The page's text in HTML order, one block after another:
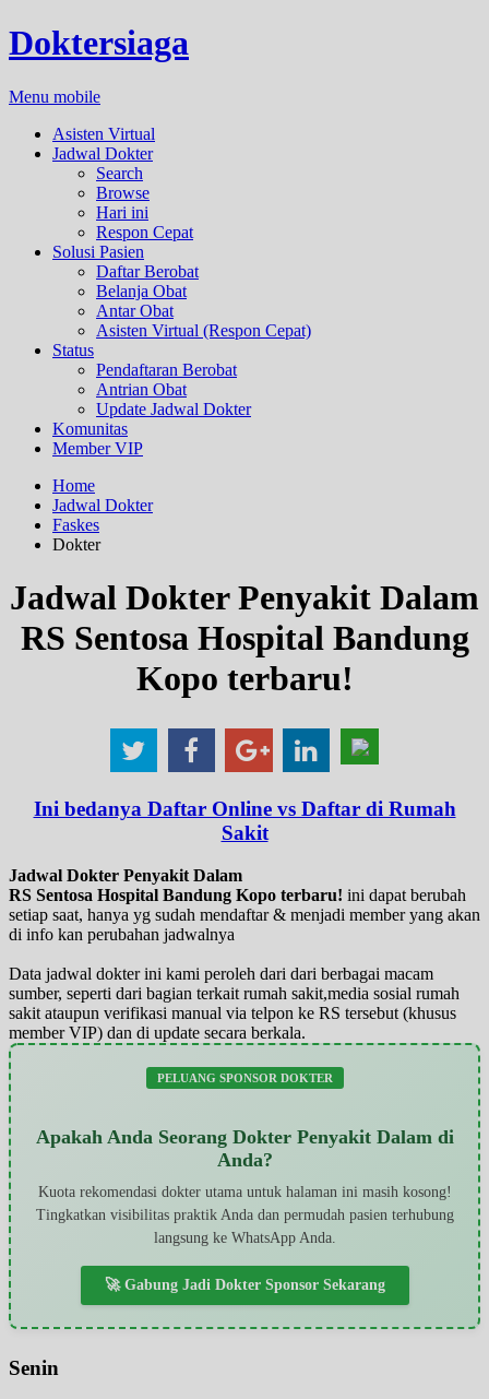
Doktersiaga
Menu mobile
Asisten Virtual
Jadwal Dokter
Search
Browse
Hari ini
Respon Cepat
Solusi Pasien
Daftar Berobat
Belanja Obat
Antar Obat
Asisten Virtual (Respon Cepat)
Status
Pendaftaran Berobat
Antrian Obat
Update Jadwal Dokter
Komunitas
Member VIP
Home
Jadwal Dokter
Faskes
Dokter
Jadwal Dokter Penyakit Dalam
RS Sentosa Hospital Bandung
Kopo terbaru!
Ini bedanya Daftar Online vs Daftar di Rumah
Sakit
Jadwal Dokter Penyakit Dalam
RS Sentosa Hospital Bandung Kopo terbaru! ini dapat berubah
setiap saat, hanya yg sudah mendaftar & menjadi member yang akan
di info kan perubahan jadwalnya
Data jadwal dokter ini kami peroleh dari dari berbagai macam
sumber, seperti dari bagian terkait rumah sakit,media sosial rumah
sakit ataupun verifikasi manual via telpon ke RS tersebut (khusus
member VIP) dan di update secara berkala.
PELUANG SPONSOR DOKTER
Apakah Anda Seorang Dokter Penyakit Dalam di
Anda?
Kuota rekomendasi dokter utama untuk halaman ini masih kosong!
Tingkatkan visibilitas praktik Anda dan permudah pasien terhubung
langsung ke WhatsApp Anda.
🚀 Gabung Jadi Dokter Sponsor Sekarang
Senin